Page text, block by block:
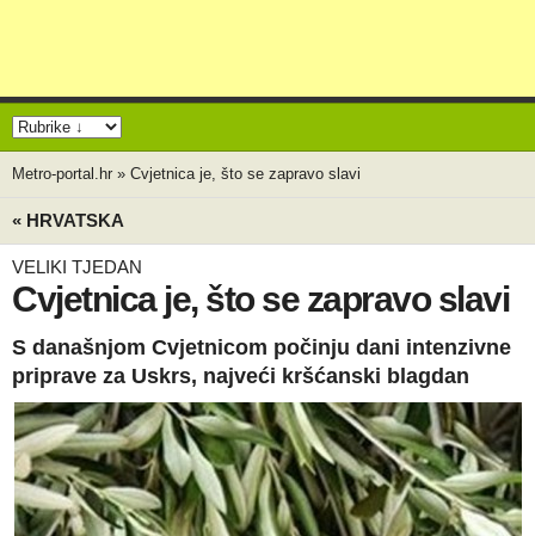
Metro-portal.hr » Cvjetnica je, što se zapravo slavi
« HRVATSKA
VELIKI TJEDAN
Cvjetnica je, što se zapravo slavi
S današnjom Cvjetnicom počinju dani intenzivne
priprave za Uskrs, najveći kršćanski blagdan